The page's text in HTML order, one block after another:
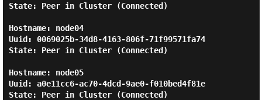
State: Peer in Cluster (Connected)
Hostname: node04
Uuid: 0069025b-34d8-4163-806f-71f99571fa74
State: Peer in Cluster (Connected)
Hostname: node05
Uuid: a0e11cc6-ac70-4dcd-9ae0-f010bed4f81e
State: Peer in Cluster (Connected)